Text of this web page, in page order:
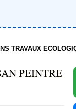
TRAVAUX
PEINTRE